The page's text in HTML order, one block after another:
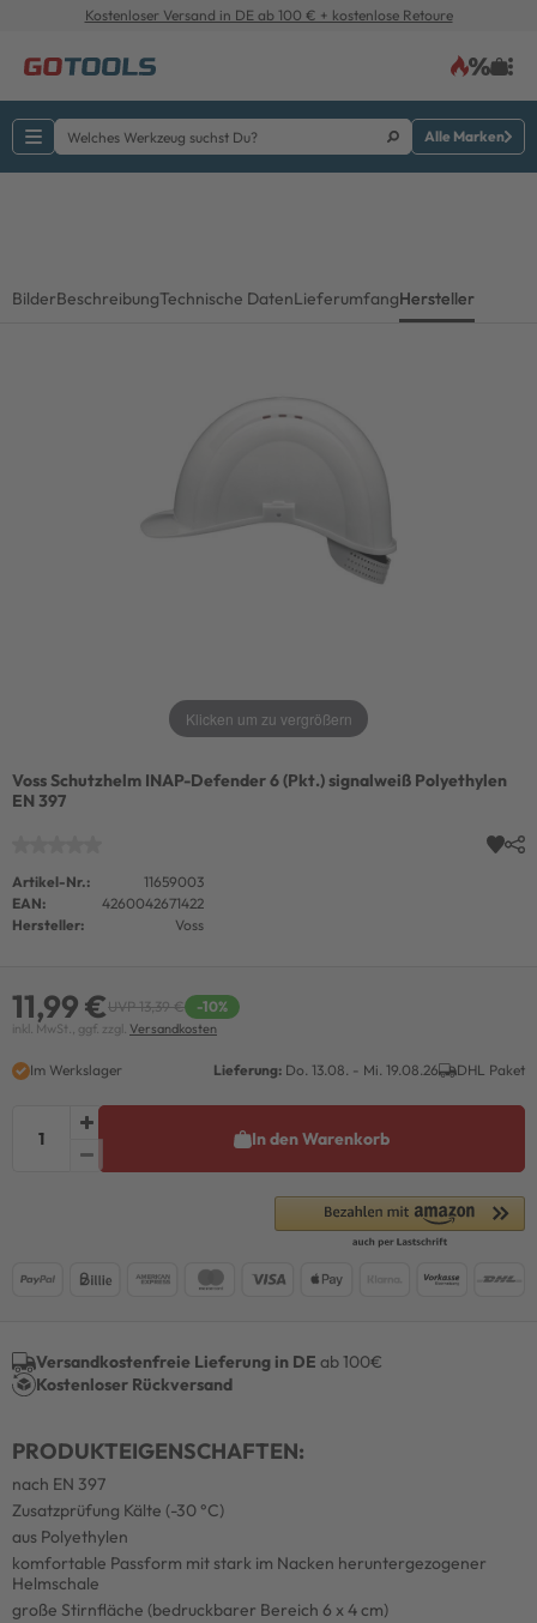
Kostenloser Versand in DE ab 100 € + kostenlose Retoure
Alle Marken
BilderBeschreibungTechnische DatenLieferumfangHersteller
Klicken um zu vergrößern
Voss Schutzhelm INAP-Defender 6 (Pkt.) signalweiß Polyethylen
EN 397
Artikel-Nr.:
11659003
EAN:
4260042671422
Hersteller:
Voss
11,99 €UVP 13,39 € -10%
inkl. MwSt., ggf. zzgl. Versandkosten
Im Werkslager Lieferung: Do. 13.08. - Mi. 19.08.26 DHL Paket
In den Warenkorb
Versandkostenfreie Lieferung in DE ab 100€
Kostenloser Rückversand
PRODUKTEIGENSCHAFTEN:
nach EN 397
Zusatzprüfung Kälte (-30 °C)
aus Polyethylen
komfortable Passform mit stark im Nacken heruntergezogener
Helmschale
große Stirnfläche (bedruckbarer Bereich 6 x 4 cm)